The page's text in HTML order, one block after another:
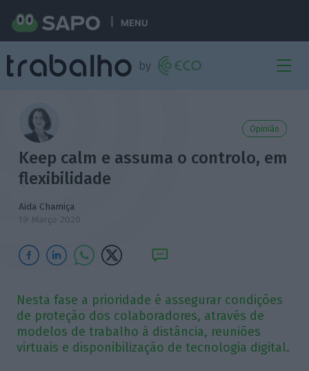
MENU
Opinião
Keep calm e assuma o controlo, em
flexibilidade
Aida Chamiça
19 Março 2020
Nesta fase a prioridade é assegurar condições
de proteção dos colaboradores, através de
modelos de trabalho à distância, reuniões
virtuais e disponibilização de tecnologia digital.